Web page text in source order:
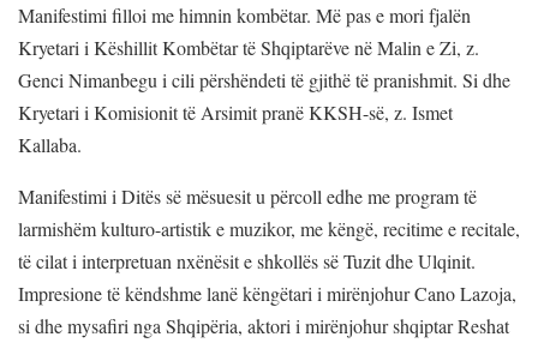
Manifestimi filloi me himnin kombëtar. Më pas e mori fjalën
Kryetari i Këshillit Kombëtar të Shqiptarëve në Malin e Zi, z.
Genci Nimanbegu i cili përshëndeti të gjithë të pranishmit. Si dhe
Kryetari i Komisionit të Arsimit pranë KKSH-së, z. Ismet
Kallaba.
Manifestimi i Ditës së mësuesit u përcoll edhe me program të
larmishëm kulturo-artistik e muzikor, me këngë, recitime e recitale,
të cilat i interpretuan nxënësit e shkollës së Tuzit dhe Ulqinit.
Impresione të këndshme lanë këngëtari i mirënjohur Cano Lazoja,
si dhe mysafiri nga Shqipëria, aktori i mirënjohur shqiptar Reshat